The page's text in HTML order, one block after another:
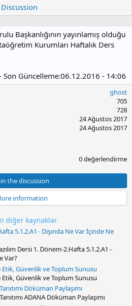
e
Discussion
Başkanlığının yayınlamış olduğu
Kurumları Haftalık Ders
Son Güncelleme:06.12.2016 - 14:06
ghost
705
728
24 Ağustos 2017
24 Ağustos 2017
0 değerlendirme
the discussion
information
diğer kaynaklar
5.1.2.A1 - Dışında Ne Var İçinde Ne
Dersi 1. Dönem-2.Hafta 5.1.2.A1 -
Var?
Güvenlik ve Toplum Sunusu
Güvenlik ve Toplum Sunusu
Döküman Paylaşımı
ADANA Döküman Paylaşımı